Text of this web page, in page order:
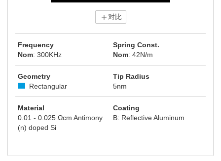
对比
Frequency
Nom: 300KHz
Spring Const.
Nom: 42N/m
Geometry
Rectangular
Tip Radius
5nm
Material
0.01 - 0.025 Ωcm Antimony
(n) doped Si
Coating
B: Reflective Aluminum